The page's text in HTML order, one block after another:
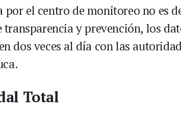
el centro de monitoreo no es
y prevención, los
dos veces al día con las
Total